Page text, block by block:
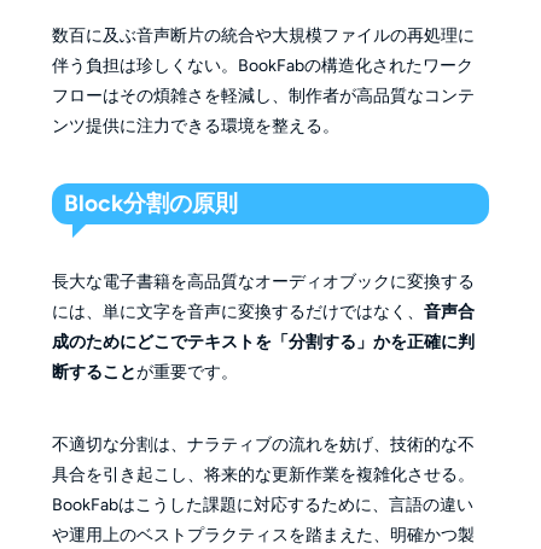
数百に及ぶ音声断片の統合や大規模ファイルの再処理に
伴う負担は珍しくない。BookFabの構造化されたワーク
フローはその煩雑さを軽減し、制作者が高品質なコンテ
ンツ提供に注力できる環境を整える。
Block分割の原則
長大な電子書籍を高品質なオーディオブックに変換する
には、単に文字を音声に変換するだけではなく、 音声合
成のためにどこでテキストを「分割する」かを正確に判
断することが重要です。
不適切な分割は、ナラティブの流れを妨げ、技術的な不
具合を引き起こし、将来的な更新作業を複雑化させる。
BookFabはこうした課題に対応するために、言語の違い
や運用上のベストプラクティスを踏まえた、明確かつ製